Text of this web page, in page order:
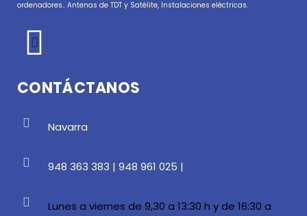
ordenadores.. Antenas de TDT y Satélite, Instalaciones eléctricas.
CONTÁCTANOS
Navarra
948 363 383 | 948 961 025 |
Lunes a viernes de 9,30 a 13:30 h y de 16:30 a